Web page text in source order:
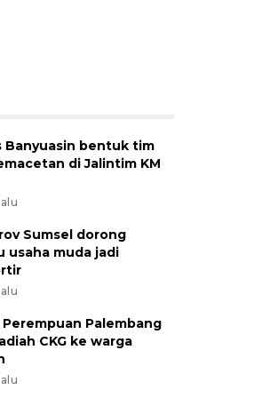
Banyuasin bentuk tim
di Jalintim KM
Sumsel dorong
usaha muda jadi
Perempuan Palembang
CKG ke warga